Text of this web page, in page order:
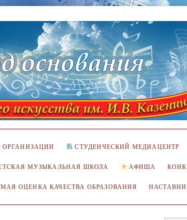
ОРГАНИЗАЦИИ СТУДЕНЧЕСКИЙ МЕДИАЦЕНТР
МУЗЫКАЛЬНАЯ ШКОЛА АФИША
ОЦЕНКА КАЧЕСТВА ОБРАЗОВАНИЯ